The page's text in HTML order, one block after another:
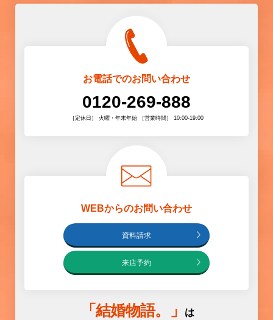
お電話でのお問い合わせ
0120-269-888
［定休日］ 火曜・年末年始 ［営業時間］ 10:00-19:00
WEBからのお問い合わせ
資料請求
来店予約
「 結婚物語。」
は